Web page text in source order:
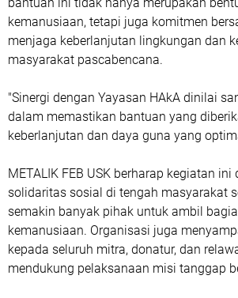
kemanusiaan, tetapi juga komitmen
menjaga keberlanjutan lingkungan dan
masyarakat pascabencana.
"Sinergi dengan Yayasan HAkA dinilai
dalam memastikan bantuan yang
keberlanjutan dan daya guna yang
METALIK FEB USK berharap kegiatan
solidaritas sosial di tengah masyarakat
semakin banyak pihak untuk ambil
kemanusiaan. Organisasi juga
kepada seluruh mitra, donatur, dan
mendukung pelaksanaan misi tanggap